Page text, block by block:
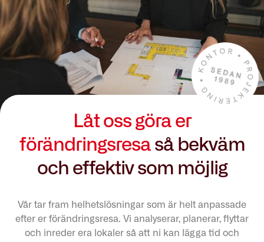
Låt oss göra er
förändringsresa så bekväm
och effektiv som möjlig
Vår tar fram helhetslösningar som är helt anpassade
efter er förändringsresa. Vi analyserar, planerar, flyttar
och inreder era lokaler så att ni kan lägga tid och